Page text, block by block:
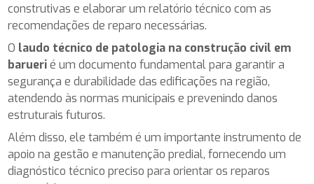
construtivas e elaborar um relatório técnico com as
recomendações de reparo necessárias.
O laudo técnico de patologia na construção civil em
baruerié um documento fundamental para garantir a
segurança e durabilidade das edificações na região,
atendendo às normas municipais e prevenindo danos
estruturais futuros.
Além disso, ele também é um importante instrumento de
apoio na gestão e manutenção predial, fornecendo um
diagnóstico técnico preciso para orientar os reparos